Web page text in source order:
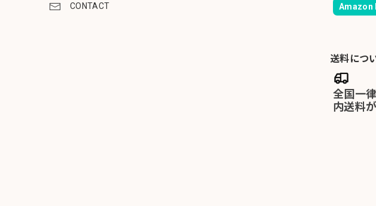
CONTACT Amazon
送料につ
全国一
内送料